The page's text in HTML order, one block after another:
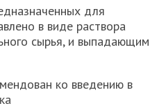
для
в виде раствора
сырья, и выпадающим
ко введению в